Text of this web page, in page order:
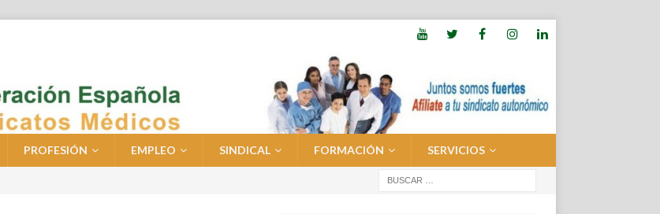
PROFESIÓN EMPLEO SINDICAL FORMACIÓN SERVICIOS